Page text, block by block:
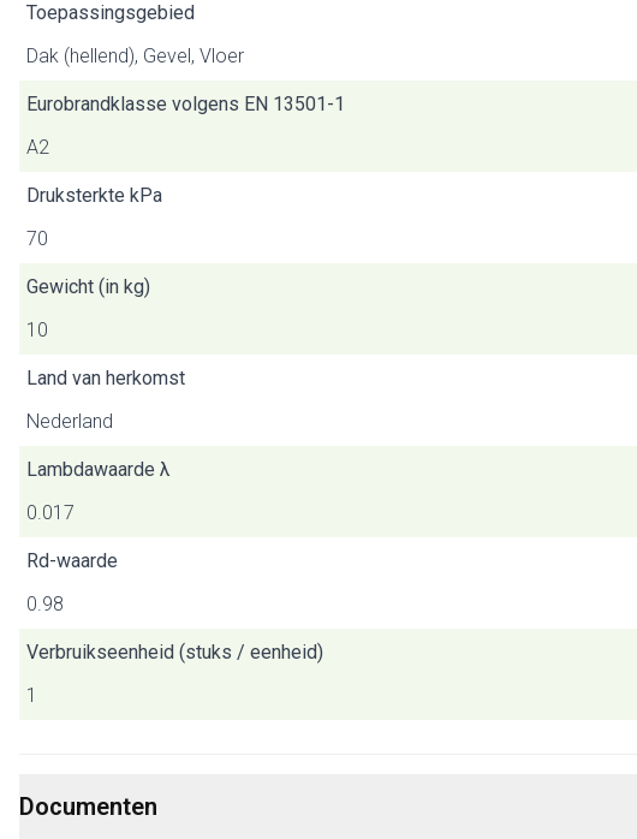
Toepassingsgebied
Dak (hellend), Gevel, Vloer
Eurobrandklasse volgens EN 13501-1
A2
Druksterkte kPa
70
Gewicht (in kg)
10
Land van herkomst
Nederland
Lambdawaarde λ
0.017
Rd-waarde
0.98
Verbruikseenheid (stuks / eenheid)
1
Documenten